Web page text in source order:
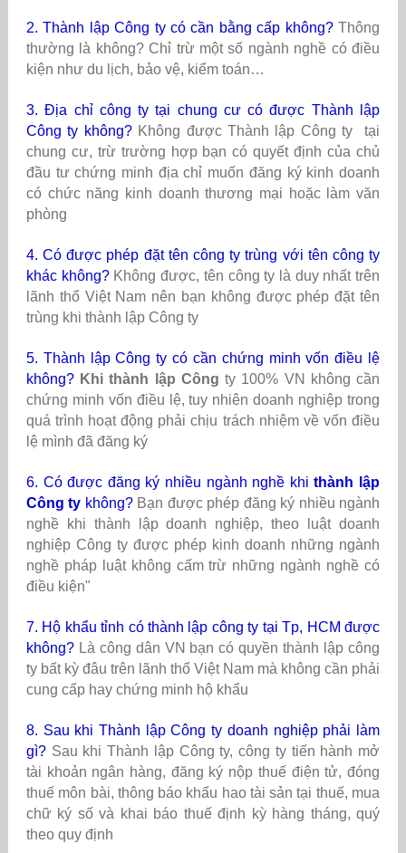
2. Thành lập Công ty có cần bằng cấp không?Thông
thường là không? Chỉ trừ một số ngành nghề có điều
kiện như du lịch, bảo vệ, kiểm toán…
3. Địa chỉ công ty tại chung cư có được Thành lập
Công ty không?Không được Thành lập Công ty tại
chung cư, trừ trường hợp bạn có quyết định của chủ
đầu tư chứng minh địa chỉ muốn đăng ký kinh doanh
có chức năng kinh doanh thương mại hoặc làm văn
phòng
4. Có được phép đặt tên công ty trùng với tên công ty
khác không?Không được, tên công ty là duy nhất trên
lãnh thổ Việt Nam nên bạn không được phép đặt tên
trùng khi thành lập Công ty
5. Thành lập Công ty có cần chứng minh vốn điều lệ
không? Khi thành lập Côngty 100% VN không cần
chứng minh vốn điều lệ, tuy nhiên doanh nghiệp trong
quá trình hoạt động phải chịu trách nhiệm về vốn điều
lệ mình đã đăng ký
6. Có được đăng ký nhiều ngành nghề khithành lập
Công ty không?Bạn được phép đăng ký nhiều ngành
nghề khi thành lập doanh nghiệp, theo luật doanh
nghiệp Công ty được phép kinh doanh những ngành
nghề pháp luật không cấm trừ những ngành nghề có
điều kiện"
7. Hộ khẩu tỉnh có thành lập công ty tại Tp, HCM được
không?Là công dân VN bạn có quyền thành lập công
ty bất kỳ đâu trên lãnh thổ Việt Nam mà không cần phải
cung cấp hay chứng minh hộ khẩu
8. Sau khi Thành lập Công ty doanh nghiệp phải làm
gì?Sau khi Thành lập Công ty, công ty tiến hành mở
tài khoản ngân hàng, đăng ký nộp thuế điện tử, đóng
thuế môn bài, thông báo khấu hao tài sản tại thuế, mua
chữ ký số và khai báo thuế định kỳ hàng tháng, quý
theo quy định